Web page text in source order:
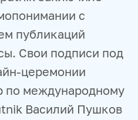
с
публикаций
Свои подписи под
церемонии
по международному
Василий Пушков